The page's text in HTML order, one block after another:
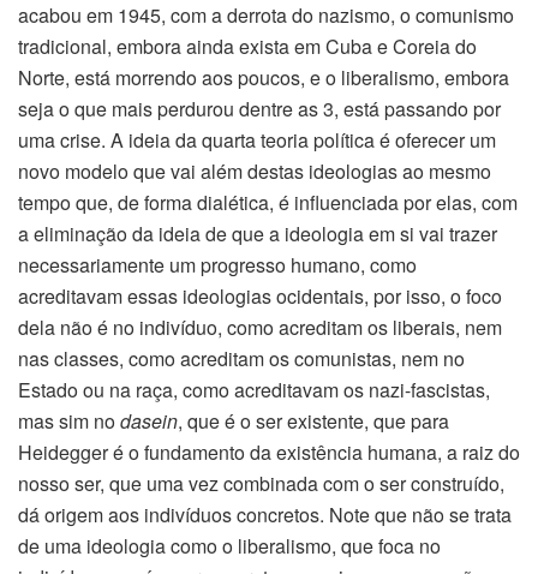
acabou em 1945, com a derrota do nazismo, o comunismo
tradicional, embora ainda exista em Cuba e Coreia do
Norte, está morrendo aos poucos, e o liberalismo, embora
seja o que mais perdurou dentre as 3, está passando por
uma crise. A ideia da quarta teoria política é oferecer um
novo modelo que vai além destas ideologias ao mesmo
tempo que, de forma dialética, é influenciada por elas, com
a eliminação da ideia de que a ideologia em si vai trazer
necessariamente um progresso humano, como
acreditavam essas ideologias ocidentais, por isso, o foco
dela não é no indivíduo, como acreditam os liberais, nem
nas classes, como acreditam os comunistas, nem no
Estado ou na raça, como acreditavam os nazi-fascistas,
mas sim nodasein, que é o ser existente, que para
Heidegger é o fundamento da existência humana, a raiz do
nosso ser, que uma vez combinada com o ser construído,
dá origem aos indivíduos concretos. Note que não se trata
de uma ideologia como o liberalismo, que foca no